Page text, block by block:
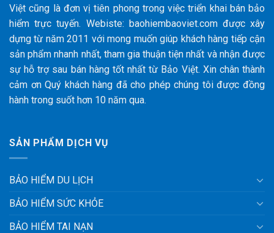
Việt cũng là đơn vị tiên phong trong việc triển khai bán bảo
hiểm trực tuyến. Webiste: baohiembaoviet.com được xây
dựng từ năm 2011 với mong muốn giúp khách hàng tiếp cận
sản phẩm nhanh nhất, tham gia thuận tiện nhất và nhận được
sự hỗ trợ sau bán hàng tốt nhất từ Bảo Việt. Xin chân thành
cảm ơn Quý khách hàng đã cho phép chúng tôi được đồng
hành trong suốt hơn 10 năm qua.
SẢN PHẨM DỊCH VỤ
BẢO HIỂM DU LỊCH
BẢO HIỂM SỨC KHỎE
BẢO HIỂM TAI NẠN